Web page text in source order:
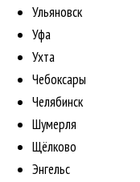
Ульяновск
Уфа
Ухта
Чебоксары
Челябинск
Шумерля
Щёлково
Энгельс